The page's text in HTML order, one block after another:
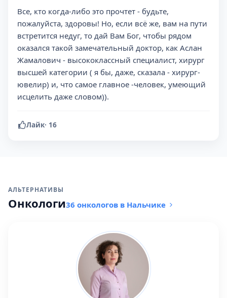
Все, кто когда-либо это прочтет - будьте,
пожалуйста, здоровы! Но, если всё же, вам на пути
встретится недуг, то дай Вам Бог, чтобы рядом
оказался такой замечательный доктор, как Аслан
Жамалович - высококлассный специалист, хирург
высшей категории ( я бы, даже, сказала - хирург-
ювелир) и, что самое главное -человек, умеющий
исцелить даже словом)).
Лайк· 16
АЛЬТЕРНАТИВЫ
Онкологи36 онкологов в Нальчике